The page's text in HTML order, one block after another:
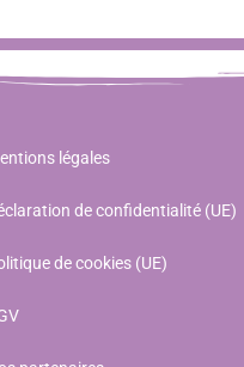
légales
de confidentialité (UE)
de cookies (UE)